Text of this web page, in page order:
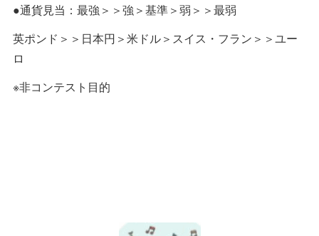
●通貨見当：最強＞＞強＞基準＞弱＞＞最弱
英ポンド＞＞日本円＞米ドル＞スイス・フラン＞＞ユー
ロ
※非コンテスト目的